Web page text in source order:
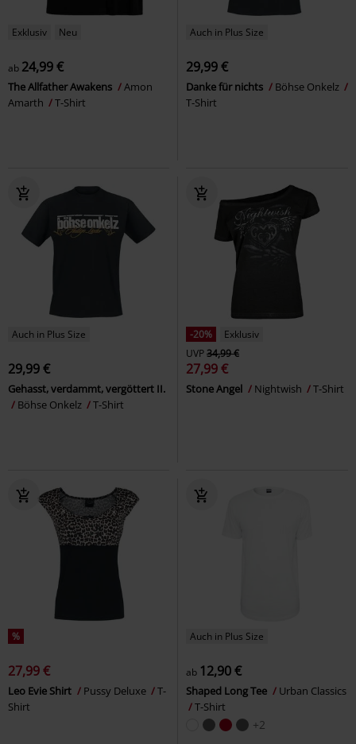
Exklusiv Neu
ab 24,99 €
The Allfather Awakens
Amon
Amarth
T-Shirt
Auch in Plus Size
29,99 €
Danke für nichts
Böhse Onkelz
T-Shirt
Auch in Plus Size
29,99 €
Gehasst, verdammt, vergöttert II.
Böhse Onkelz
T-Shirt
-20%
Exklusiv
UVP34,99 €
27,99 €
Stone Angel Nightwish T-Shirt
%
27,99 €
Leo Evie Shirt Pussy Deluxe
T-
Shirt
Auch in Plus Size
ab 12,90 €
Shaped Long Tee
Urban Classics
T-Shirt
+2